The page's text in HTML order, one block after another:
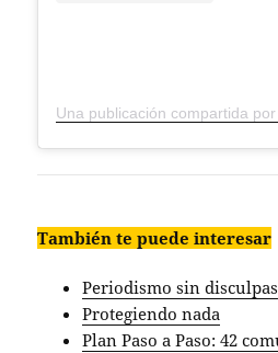
También te puede interesar
Periodismo sin disculpas
Protegiendo nada
Plan Paso a Paso: 42